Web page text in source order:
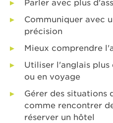
Parler avec plus
Communiquer avec
précision
Mieux comprendre
Utiliser l'anglais plus
ou en voyage
Gérer des situations
comme rencontrer
réserver un hôtel